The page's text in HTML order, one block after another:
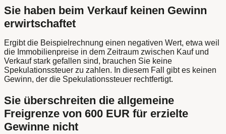
Sie haben beim Verkauf keinen Gewinn
erwirtschaftet
Ergibt die Beispielrechnung einen negativen Wert, etwa weil
die Immobilienpreise in dem Zeitraum zwischen Kauf und
Verkauf stark gefallen sind, brauchen Sie keine
Spekulationssteuer zu zahlen. In diesem Fall gibt es keinen
Gewinn, der die Spekulationssteuer rechtfertigt.
Sie überschreiten die allgemeine
Freigrenze von 600 EUR für erzielte
Gewinne nicht